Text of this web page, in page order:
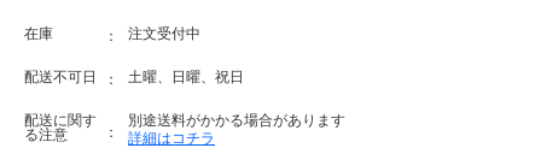
在庫 注文受付中
配送不可日 土曜、日曜、祝日
配送に関す
る注意
別途送料がかかる場合があります
詳細はコチラ